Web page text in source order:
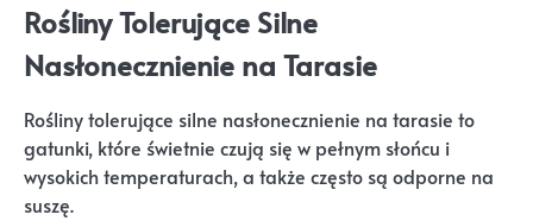
Rośliny Tolerujące Silne
Nasłonecznienie na Tarasie
Rośliny tolerujące silne nasłonecznienie na tarasie to
gatunki, które świetnie czują się w pełnym słońcu i
wysokich temperaturach, a także często są odporne na
suszę.